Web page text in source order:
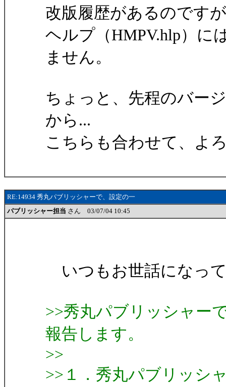
改版履歴があるのです
ヘルプ（HMPV.hlp）に
ません。
ちょっと、先程のバー
から...
こちらも合わせて、よ
RE:14934 秀丸パブリッシャーで、設定の一
パブリッシャー担当 さん 03/07/04 10:45
いつもお世話になっ
>>秀丸パブリッシャー
報告します。
>>
>>１．秀丸パブリッシ